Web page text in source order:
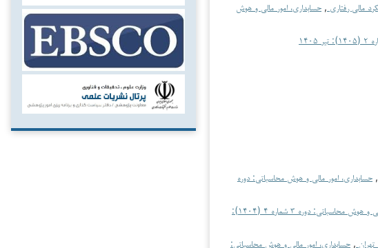
مالی رفتاری , حسابداری، امور مالی و هوش
, حسابداری، امور مالی و هوش محاسباتی: دوره
حسابداری، امور مالی و هوش محاسباتی: دوره ۳ شماره ۴ (۱۴۰۴):
, حسابداری، امور مالی و هوش محاسباتی: